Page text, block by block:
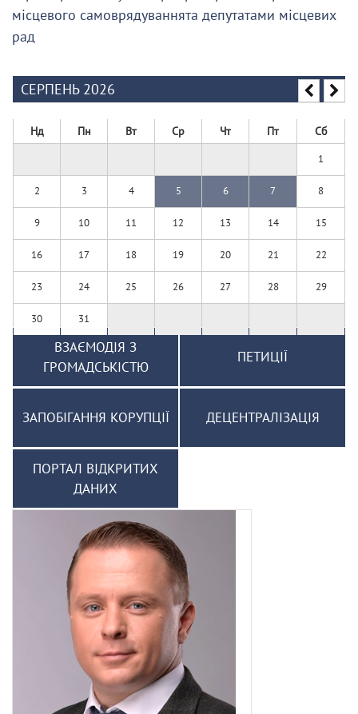
місцевого самоврядуваннята депутатами місцевих
рад
СЕРПЕНЬ 2026
Нд Пн Вт Ср Чт Пт Сб
1
2 3 4 5 6 7 8
9 10 11 12 13 14 15
16 17 18 19 20 21 22
23 24 25 26 27 28 29
30 31
ВЗАЄМОДІЯ З
ГРОМАДСЬКІСТЮ
ПЕТИЦІЇ
ЗАПОБІГАННЯ КОРУПЦІЇ ДЕЦЕНТРАЛІЗАЦІЯ
ПОРТАЛ ВІДКРИТИХ
ДАНИХ